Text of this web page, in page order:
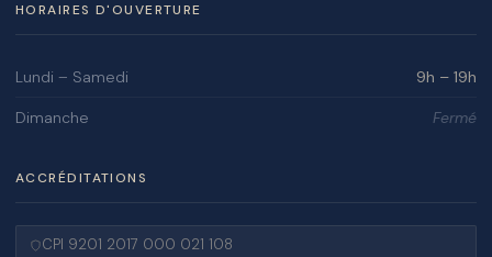
HORAIRES D'OUVERTURE
Lundi – Samedi 9h – 19h
Dimanche Fermé
ACCRÉDITATIONS
CPI 9201 2017 000 021 108